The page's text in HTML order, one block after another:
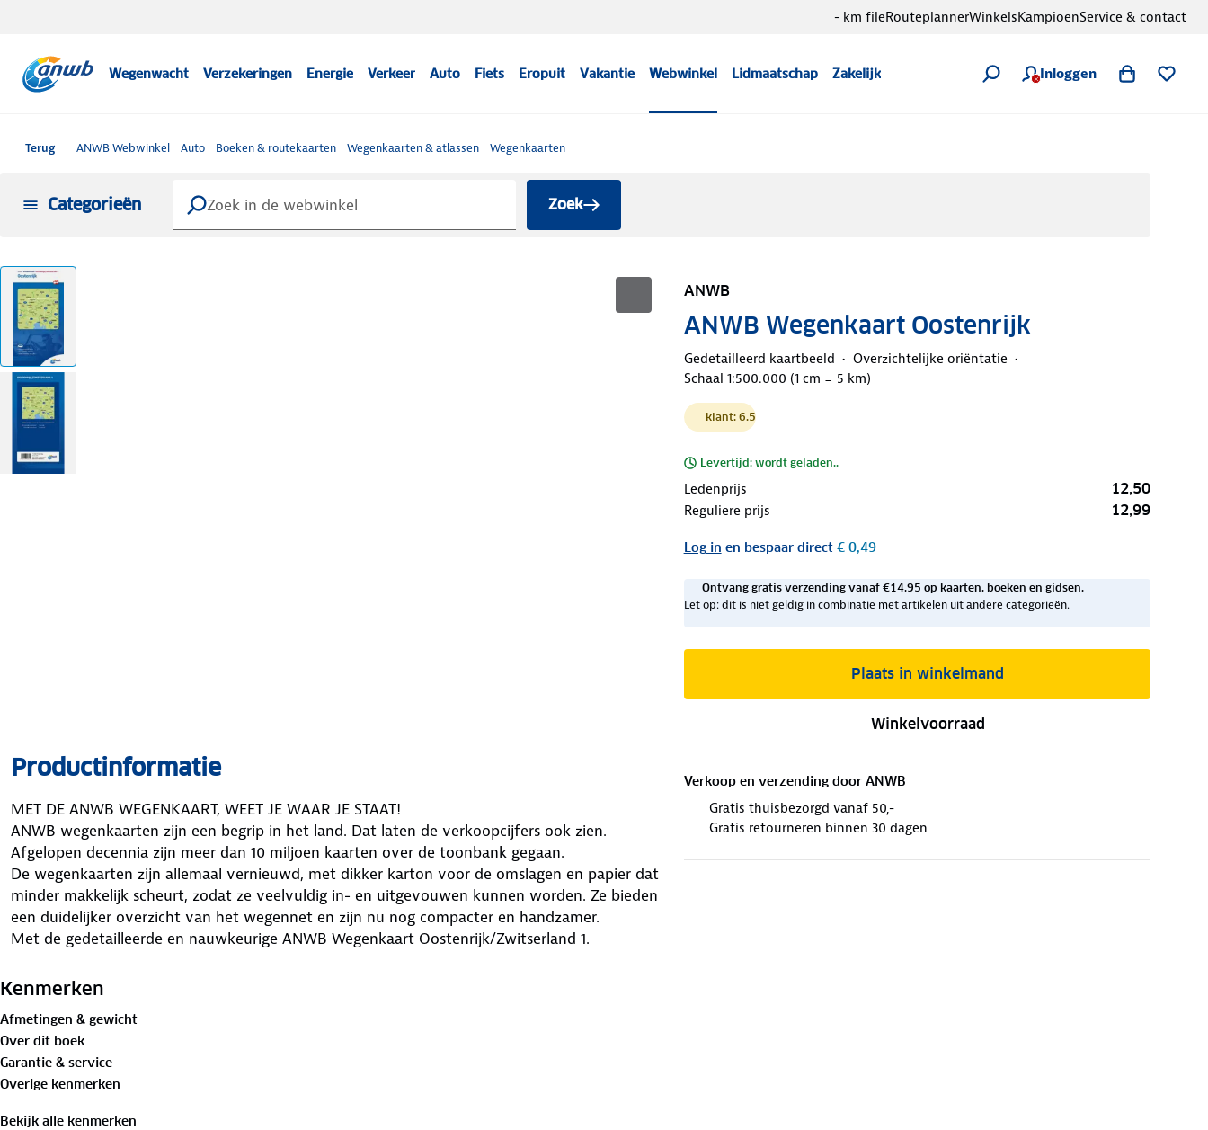
Wegenwacht Verzekeringen Energie Verkeer Auto Fiets Eropuit Vakantie Webwinkel Lidmaatschap Zakelijk Inloggen
- km fileRouteplannerWinkelsKampioenService & contact
Terug ANWB Webwinkel Auto Boeken & routekaarten Wegenkaarten & atlassen Wegenkaarten
Categorieën Zoek
ANWB
ANWB Wegenkaart Oostenrijk
Gedetailleerd kaartbeeld
Overzichtelijke oriëntatie
Schaal 1:500.000 (1 cm = 5 km)
klant: 6.5
Levertijd: wordt geladen..
Ledenprijs 12,50
Reguliere prijs 12,99
Log in en bespaar direct€ 0,49
Ontvang gratis verzending vanaf €14,95 op kaarten, boeken en gidsen.
Let op: dit is niet geldig in combinatie met artikelen uit andere categorieën.
Plaats in winkelmand
Winkelvoorraad
Verkoop en verzending door ANWB
Gratis thuisbezorgd vanaf 50,-
Gratis retourneren binnen 30 dagen
Productinformatie
MET DE ANWB WEGENKAART, WEET JE WAAR JE STAAT!
ANWB wegenkaarten zijn een begrip in het land. Dat laten de verkoopcijfers ook zien.
Afgelopen decennia zijn meer dan 10 miljoen kaarten over de toonbank gegaan.
De wegenkaarten zijn allemaal vernieuwd, met dikker karton voor de omslagen en papier dat
minder makkelijk scheurt, zodat ze veelvuldig in- en uitgevouwen kunnen worden. Ze bieden
een duidelijker overzicht van het wegennet en zijn nu nog compacter en handzamer.
Met de gedetailleerde en nauwkeurige ANWB Wegenkaart Oostenrijk/Zwitserland 1.
• Gedetailleerd kaartbeeld
• Schaal 1:500.000 (1 cm = 5 km)
Kenmerken
Afmetingen & gewicht
Over dit boek
Garantie & service
Overige kenmerken
Bekijk alle kenmerken